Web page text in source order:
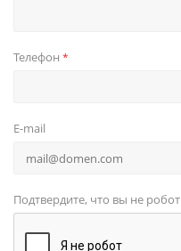
Телефон *
E-mail
Подтвердите, что вы не робот